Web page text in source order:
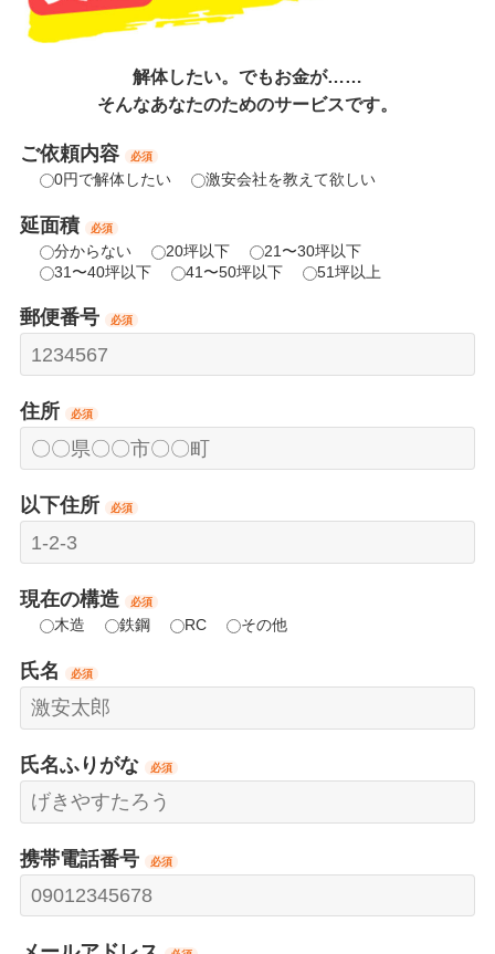
解体したい。でもお金が……
そんなあなたのためのサービスです。
ご依頼内容 必須
0円で解体したい 激安会社を教えて欲しい
延面積 必須
分からない 20坪以下
21〜30坪以下
31〜40坪以下
41〜50坪以下 51坪以上
郵便番号 必須
住所 必須
以下住所 必須
現在の構造 必須
木造 鉄鋼 RC その他
氏名 必須
氏名ふりがな 必須
携帯電話番号 必須